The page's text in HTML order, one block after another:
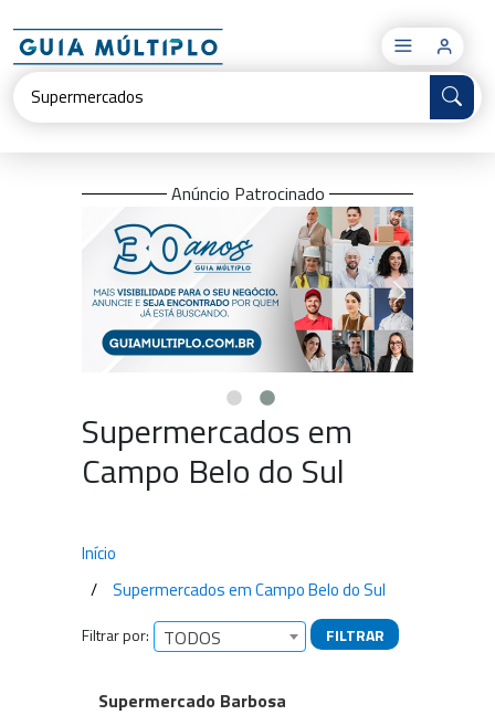
×
Anúncio Patrocinado
Supermercados em
Campo Belo do Sul
Início
Supermercados em Campo Belo do Sul
Filtrar por: TODOS FILTRAR
Empresas encontradas
Supermercado Barbosa